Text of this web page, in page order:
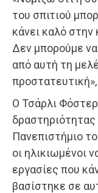
του σπιτιού
κάνει καλό στην
Δεν μπορούμε
από αυτή τη
προστατευτική»,
Ο Τσάρλι
δραστηριότητας
Πανεπιστήμιο
οι ηλικιωμένοι
εργασίες που
βασίστηκε σε